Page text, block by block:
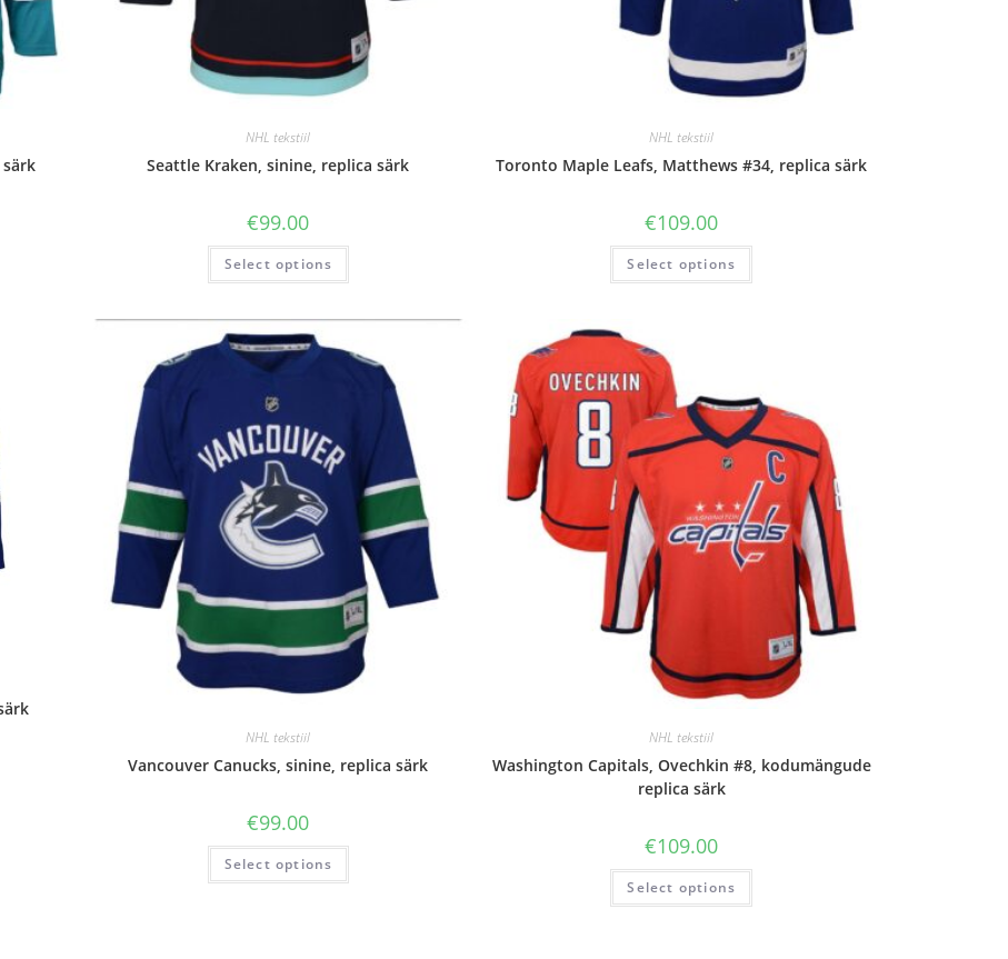
särk
NHL tekstiil
Seattle Kraken, sinine, replica särk
€99.00
Select options
NHL tekstiil
Toronto Maple Leafs, Matthews #34, replica särk
€109.00
Select options
NHL tekstiil
Vancouver Canucks, sinine, replica särk
€99.00
Select options
NHL tekstiil
Washington Capitals, Ovechkin #8, kodumängude
replica särk
€109.00
Select options